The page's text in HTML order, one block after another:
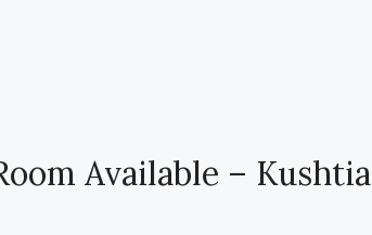
Available – Kushtia